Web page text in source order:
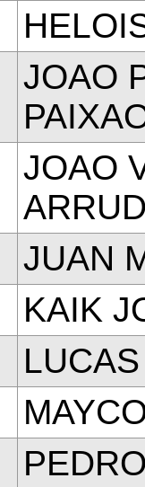
JOAO
JOAO
JUAN
KAIK